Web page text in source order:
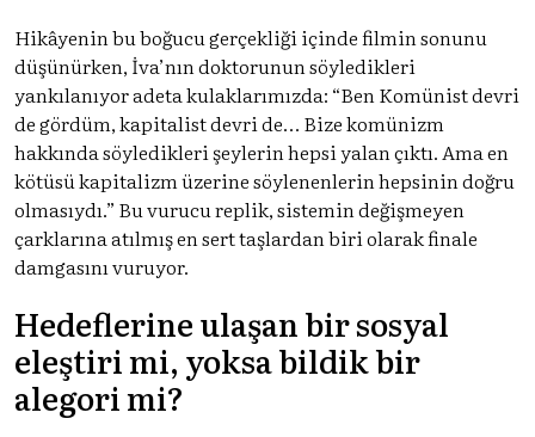
Hikâyenin bu boğucu gerçekliği içinde filmin sonunu
düşünürken, İva’nın doktorunun söyledikleri
yankılanıyor adeta kulaklarımızda: “Ben Komünist devri
de gördüm, kapitalist devri de… Bize komünizm
hakkında söyledikleri şeylerin hepsi yalan çıktı. Ama en
kötüsü kapitalizm üzerine söylenenlerin hepsinin doğru
olmasıydı.” Bu vurucu replik, sistemin değişmeyen
çarklarına atılmış en sert taşlardan biri olarak finale
damgasını vuruyor.
Hedeflerine ulaşan bir sosyal
eleştiri mi, yoksa bildik bir
alegori mi?